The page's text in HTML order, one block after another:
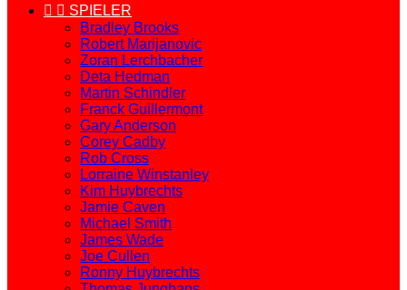
  SPIELER
Bradley Brooks
Robert Marijanovic
Zoran Lerchbacher
Deta Hedman
Martin Schindler
Franck Guillermont
Gary Anderson
Corey Cadby
Rob Cross
Lorraine Winstanley
Kim Huybrechts
Jamie Caven
Michael Smith
James Wade
Joe Cullen
Ronny Huybrechts